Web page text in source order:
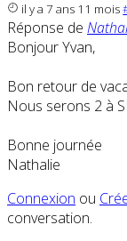
il y a 7 ans 11 mois
Réponse de
Bonjour Yvan,
Bon retour de
Nous serons 2 à
Bonne journée
Nathalie
Connexion ou
conversation.